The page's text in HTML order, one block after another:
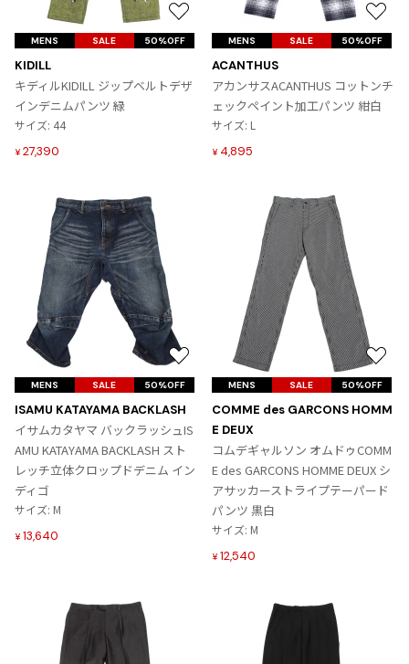
トップス
ボトムス
アウター
アクセサリー
B Yohji Yamamoto
ビーヨウジヤマモト
Ground Y
グラウンドワイ
REGULATION Yohji Yamamoto
Yohji Yamamoto
ヨウジヤマモト
Yohji Yamamoto FEMME
ヨウジヤマモト ファム
Yohji Yamamoto NOIR
ヨウジヤマモト ノアール
Yohji Yamamoto POUR HOMME
ヨウジヤマモト プールオム
Y's
Y's
Y-3
ワイスリー
ブルゾン
スーツ
アクセサリー
バッグ
ストール・マフラー
ベルト・サスペンダー
パンプス
ミュール・サンダル
ブーツ・シューズ
スニーカー
その他アクセサリー
メガネ・サングラス
ブルゾン
コート
アクセサリー
バッグ
ストール・マフラー
ネクタイ
ベルト・サスペンダー
ブーツ・シューズ
スニーカー・サンダル
その他のアクセサリー
メガネ・サングラス
2026.07.23
Dye
2026.07.16
KIDILL
キディルKIDILL ジップベルトデザ
インデニムパンツ 緑
サイズ: 44
¥ 27,390
MENS SALE 50%OFF
お
気
入
ACANTHUS
アカンサスACANTHUS コットンチ
ェックペイント加工パンツ 紺白
サイズ: L
¥ 4,895
MENS SALE 50%OFF
気
入
り
ISAMU KATAYAMA BACKLASH
イサムカタヤマ バックラッシュIS
AMU KATAYAMA BACKLASH スト
レッチ立体クロップドデニム イン
ディゴ
サイズ: M
¥ 13,640
MENS SALE 50%OFF
お
気
に
入
り
に
COMME des GARCONS HOMM
E DEUX
コムデギャルソン オムドゥCOMM
E des GARCONS HOMME DEUX シ
アサッカーストライプテーパード
パンツ 黒白
サイズ: M
¥ 12,540
MENS SALE 50%OFF
お
気
に
り
に
追